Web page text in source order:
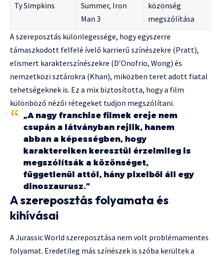
Ty Simpkins
Summer, Iron
Man 3
közönség
megszólítása
A szereposztás különlegessége, hogy egyszerre
támaszkodott felfelé ívelő karrierű színészekre (Pratt),
elismert karakterszínészekre (D’Onofrio, Wong) és
nemzetközi sztárokra (Khan), miközben teret adott fiatal
tehetségeknek is. Ez a mix biztosította, hogy a film
különböző nézői rétegeket tudjon megszólítani.
„A nagy franchise filmek ereje nem
csupán a látványban rejlik, hanem
abban a képességben, hogy
karaktereiken keresztül érzelmileg is
megszólítsák a közönséget,
függetlenül attól, hány pixelből áll egy
dinoszaurusz.”
A szereposztás folyamata és
kihívásai
A Jurassic World szereposztása nem volt problémamentes
folyamat. Eredetileg más színészek is szóba kerültek a